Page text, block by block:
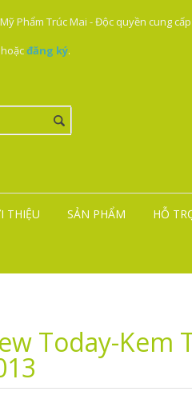
Phẩm Trúc Mai - Độc quyền cung
hoặcđăng ký.
THIỆU SẢN PHẨM HỖ
Today-Kem